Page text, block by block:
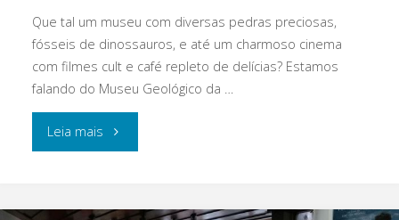
Que tal um museu com diversas pedras preciosas,
fósseis de dinossauros, e até um charmoso cinema
com filmes cult e café repleto de delícias? Estamos
falando do Museu Geológico da …
Leia mais "Uma
no